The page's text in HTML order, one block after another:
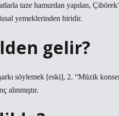
taze hamurdan yapılan,
yemeklerinden biridir.
gelir?
söylemek [eski], 2. “Müzik
alınmıştır.